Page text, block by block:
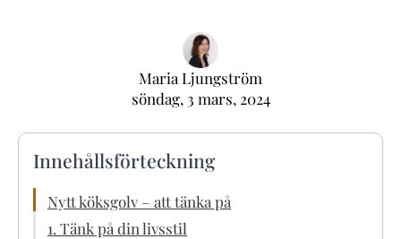
Maria Ljungström
söndag, 3 mars, 2024
Innehållsförteckning
Nytt köksgolv – att tänka på
1. Tänk på din livsstil